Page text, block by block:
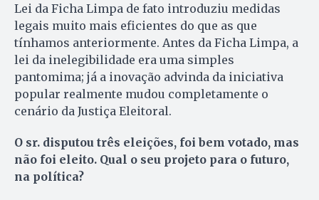
Lei da Ficha Limpa de fato introduziu medidas
legais muito mais eficientes do que as que
tínhamos anteriormente. Antes da Ficha Limpa, a
lei da inelegibilidade era uma simples
pantomima; já a inovação advinda da iniciativa
popular realmente mudou completamente o
cenário da Justiça Eleitoral.
O sr. disputou três eleições, foi bem votado, mas
não foi eleito. Qual o seu projeto para o futuro,
na política?